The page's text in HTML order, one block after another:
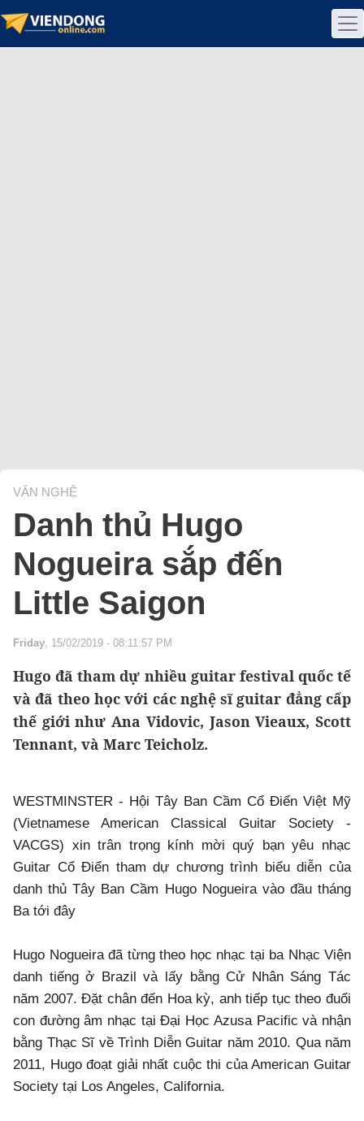
VĂN NGHỆ
Danh thủ Hugo
Nogueira sắp đến
Little Saigon
Friday, 15/02/2019 - 08:11:57 PM
Hugo đã tham dự nhiều guitar festival quốc tế
và đã theo học với các nghệ sĩ guitar đẳng cấp
thế giới như Ana Vidovic, Jason Vieaux, Scott
Tennant, và Marc Teicholz.
WESTMINSTER - Hội Tây Ban Cầm Cổ Điển Việt Mỹ
(Vietnamese American Classical Guitar Society -
VACGS) xin trân trọng kính mời quý bạn yêu nhạc
Guitar Cổ Điển tham dự chương trình biểu diễn của
danh thủ Tây Ban Cầm Hugo Nogueira vào đầu tháng
Ba tới đây
Hugo Nogueira đã từng theo học nhạc tại ba Nhạc Viện
danh tiếng ở Brazil và lấy bằng Cử Nhân Sáng Tác
năm 2007. Đặt chân đến Hoa kỳ, anh tiếp tục theo đuổi
con đường âm nhạc tại Đại Học Azusa Pacific và nhận
bằng Thạc Sĩ về Trình Diễn Guitar năm 2010. Qua năm
2011, Hugo đoạt giải nhất cuộc thi của American Guitar
Society tại Los Angeles, California.